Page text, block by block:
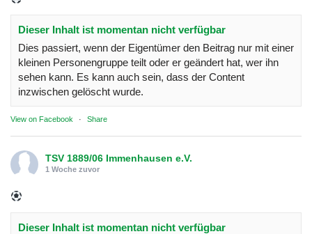
Dieser Inhalt ist momentan nicht verfügbar
Dies passiert, wenn der Eigentümer den Beitrag nur mit einer
kleinen Personengruppe teilt oder er geändert hat, wer ihn
sehen kann. Es kann auch sein, dass der Content
inzwischen gelöscht wurde.
View on Facebook · Share
TSV 1889/06 Immenhausen e.V.
1 Woche zuvor
Dieser Inhalt ist momentan nicht verfügbar